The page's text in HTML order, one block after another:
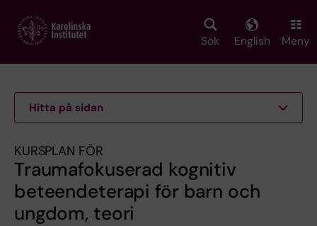
main
Sök English Meny
Hitta på sidan
KURSPLAN FÖR
Traumafokuserad kognitiv
beteendeterapi för barn och
ungdom, teori